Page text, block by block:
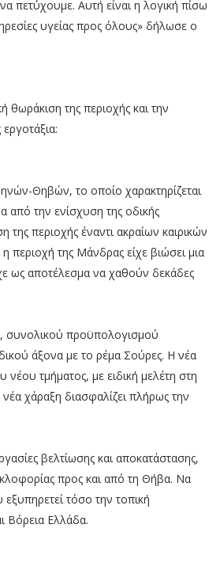
πετύχουμε. Αυτή είναι η λογική πίσω
υγείας προς όλους» δήλωσε ο
θωράκιση της περιοχής και την
Θηβών, το οποίο χαρακτηρίζεται
από την ενίσχυση της οδικής
της περιοχής έναντι ακραίων καιρικών
της Μάνδρας είχε βιώσει μια
ως αποτέλεσμα να χαθούν δεκάδες
συνολικού προϋπολογισμού
άξονα με το ρέμα Σούρες. Η νέα
τμήματος, με ειδική μελέτη στη
χάραξη διασφαλίζει πλήρως την
βελτίωσης και αποκατάστασης,
προς και από τη Θήβα. Να
τόσο την τοπική
Βόρεια Ελλάδα.